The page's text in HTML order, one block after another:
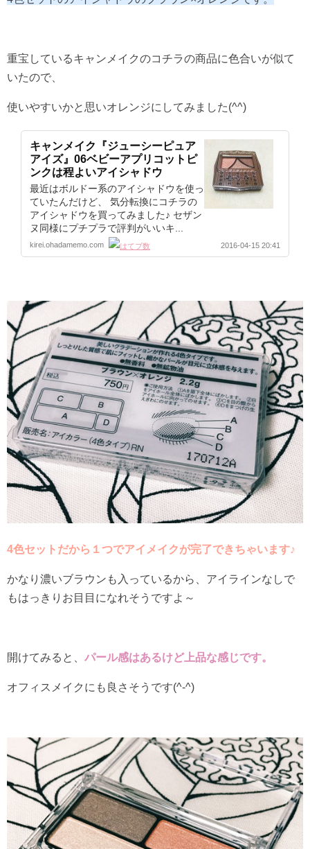
重宝しているキャンメイクのコチラの商品に色合いが似て
いたので、
使いやすいかと思いオレンジにしてみました(^^)
キャンメイク『ジューシーピュア
アイズ』06ベビーアプリコットピ
ンクは程よいアイシャドウ
最近はボルドー系のアイシャドウを使っ
ていたんだけど、 気分転換にコチラの
アイシャドウを買ってみました♪ セザン
ヌ同様にプチプラで評判がいいキ...
kirei.ohadamemo.com 2016-04-15 20:41
4色セットだから１つでアイメイクが完了できちゃいます♪
かなり濃いブラウンも入っているから、アイラインなしで
もはっきりお目目になれそうですよ～
開けてみると、 パール感はあるけど上品な感じです。
オフィスメイクにも良さそうです(^-^)